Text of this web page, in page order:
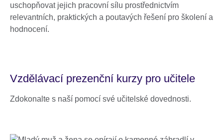
uschopňovat jejich pracovní sílu prostřednictvím
relevantních, praktických a poutavých řešení pro školení a
hodnocení.
Vzdělávací prezenční kurzy pro učitele
Zdokonalte s naší pomocí své učitelské dovednosti.